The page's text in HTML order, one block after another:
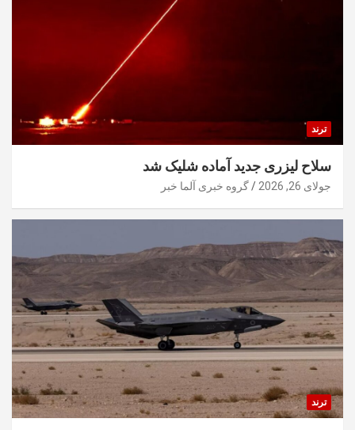
ترند
سلاح لیزری جدید آماده شلیک شد
جولای 26, 2026 گروه خبری آلما خبر
ترند